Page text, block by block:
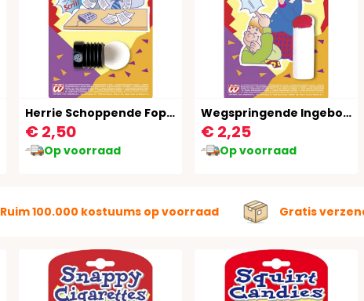
Herrie Schoppende Fop Schoenklikker
€ 2,50
Op voorraad
Wegspringende Ingebonden Fop Vinger
€ 2,25
Op voorraad
Ruim 100.000 kostuums op voorraad Gratis